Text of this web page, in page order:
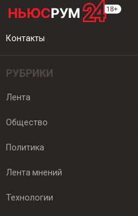
Контакты
РУБРИКИ
Лента
Общество
Политика
Лента мнений
Технологии